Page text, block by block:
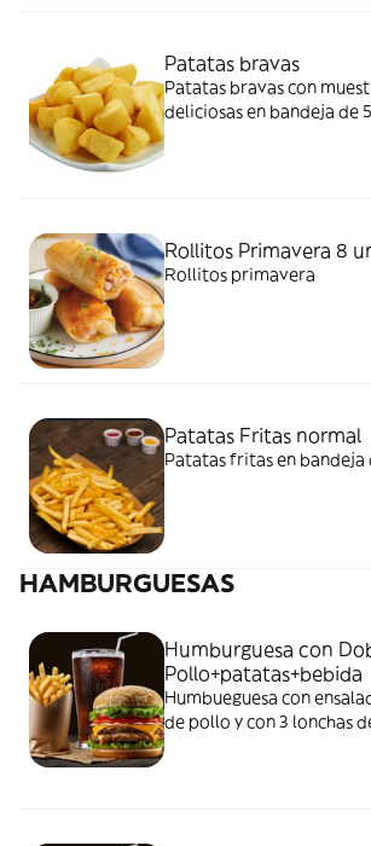
Patatas bravas
Patatas bravas con
deliciosas en bandeja de
Rollitos Primavera 8
Rollitos primavera
Patatas Fritas normal
Patatas fritas en
HAMBURGUESAS
Humburguesa con
Pollo+patatas+bebida
Humbueguesa con
de pollo y con 3 lonchas